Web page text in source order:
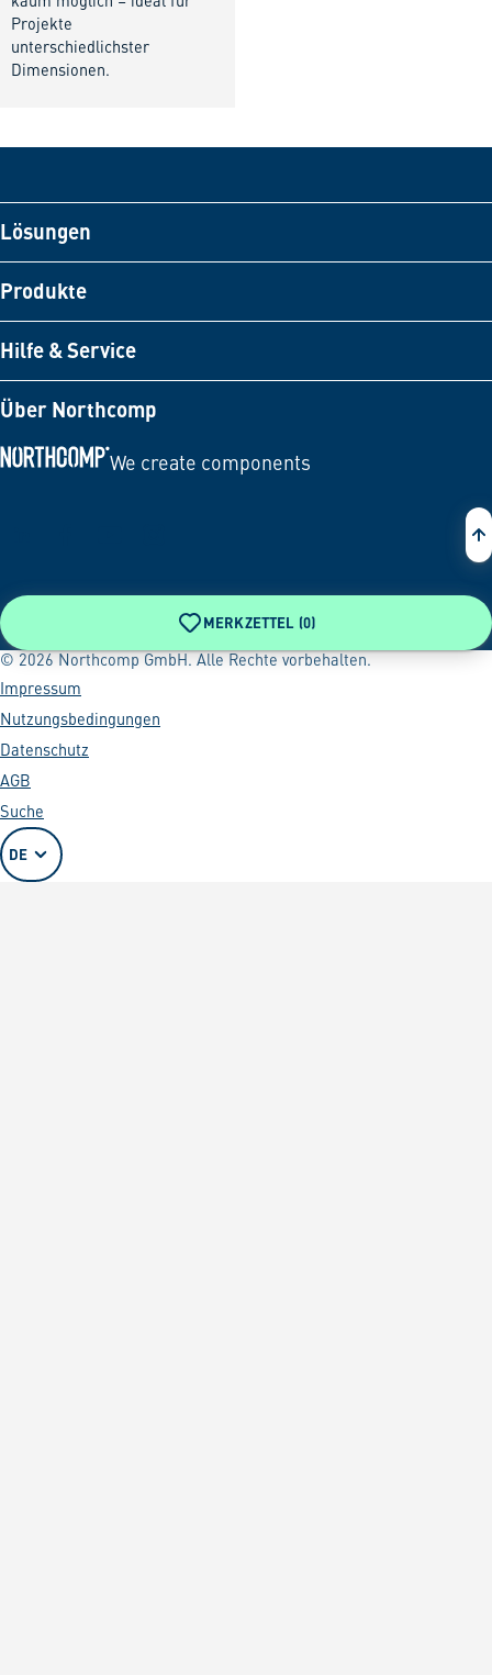
Projekte
unterschiedlichster
Dimensionen.
Lösungen
Produkte
Hilfe & Service
Über Northcomp
We create components
MERKZETTEL (0)
© 2026 Northcomp GmbH. Alle Rechte vorbehalten.
Impressum
Nutzungsbedingungen
Datenschutz
AGB
Suche
DE